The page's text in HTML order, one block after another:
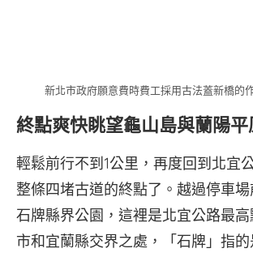
新北市政府願意費時費工採用古法蓋新橋的
終點爽快眺望龜山島與蘭陽平
輕鬆前行不到1公里，再度回到北宜
整條四堵古道的終點了。越過停車
石牌縣界公園，這裡是北宜公路最
市和宜蘭縣交界之處，「石牌」指